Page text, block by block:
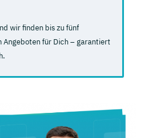
wir finden bis zu fünf
Angeboten für Dich – garantiert